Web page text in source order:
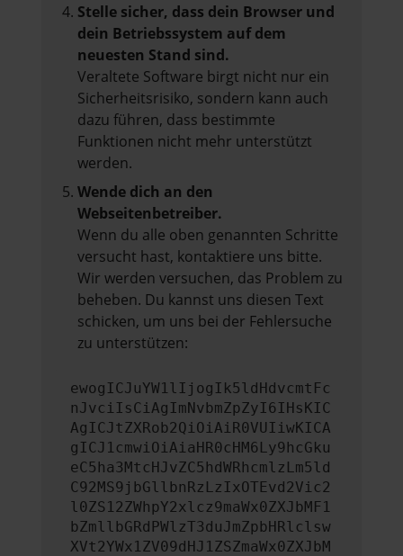
Stelle sicher, dass dein Browser und
dein Betriebssystem auf dem
neuesten Stand sind.
Veraltete Software birgt nicht nur ein
Sicherheitsrisiko, sondern kann auch
dazu führen, dass bestimmte
Funktionen nicht mehr unterstützt
werden.
Wende dich an den
Webseitenbetreiber.
Wenn du alle oben genannten Schritte
versucht hast, kontaktiere uns bitte.
Wir werden versuchen, das Problem zu
beheben. Du kannst uns diesen Text
schicken, um uns bei der Fehlersuche
zu unterstützen:
ewogICJuYW1lIjogIk5ldHdvcmtFc
nJvciIsCiAgImNvbmZpZyI6IHsKIC
AgICJtZXRob2QiOiAiR0VUIiwKICA
gICJ1cmwiOiAiaHR0cHM6Ly9hcGku
eC5ha3MtcHJvZC5hdWRhcmlzLm5ld
C92MS9jbGllbnRzLzIxOTEvd2Vic2
l0ZS12ZWhpY2xlcz9maWx0ZXJbMF1
bZmllbGRdPWlzT3duJmZpbHRlclsw
XVt2YWx1ZV09dHJ1ZSZmaWx0ZXJbM